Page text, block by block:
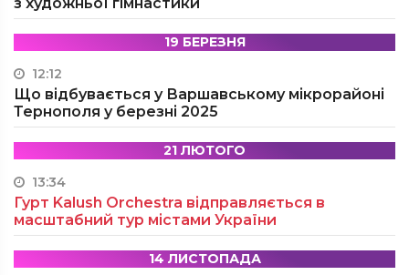
19 БЕРЕЗНЯ
12:12
Що відбувається у Варшавському мікрорайоні
Тернополя у березні 2025
21 ЛЮТОГО
13:34
Гурт Kalush Orchestra відправляється в
масштабний тур містами України
14 ЛИСТОПАДА